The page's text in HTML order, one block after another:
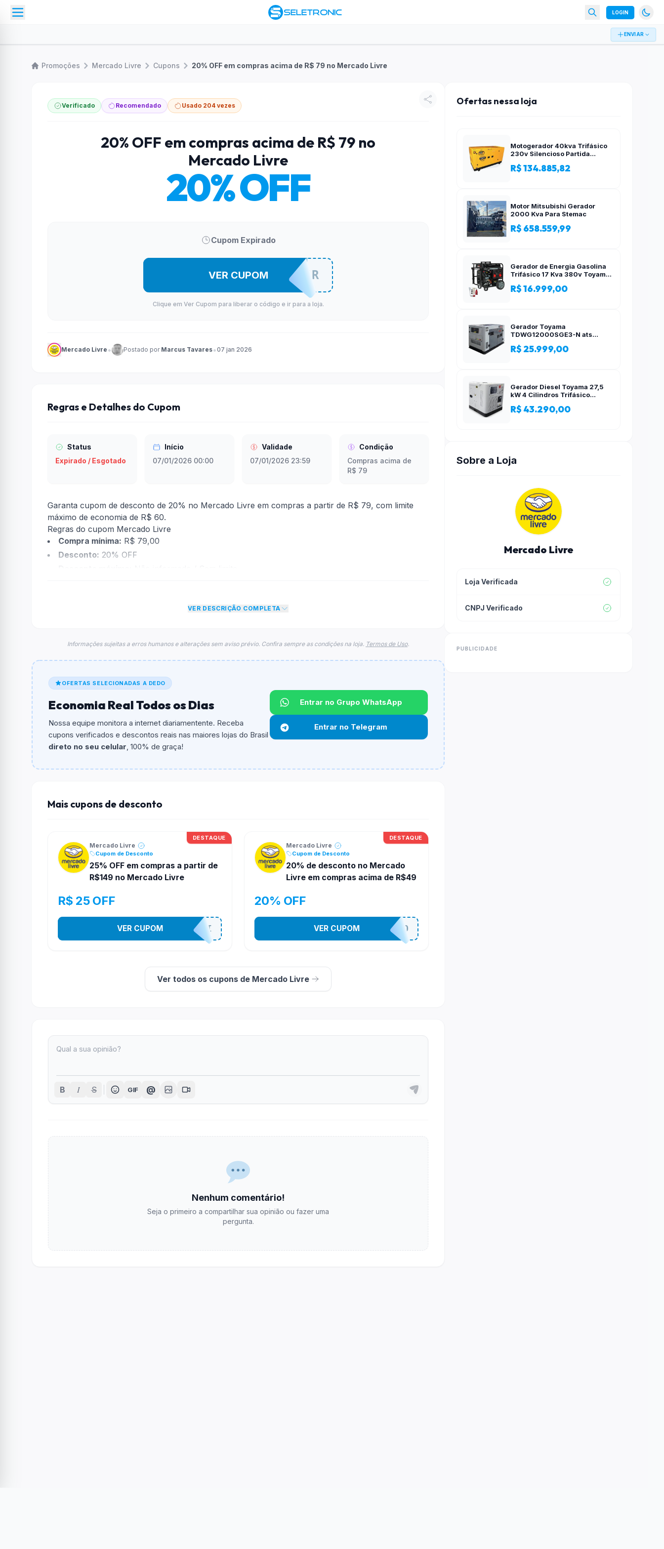
LOGIN
ENVIAR
Promoções Mercado Livre Cupons 20% OFF em compras acima de R$ 79 no Mercado Livre
Verificado Recomendado Usado 204 vezes
20% OFF em compras acima de R$ 79 no
Mercado Livre
20% OFF
Cupom Expirado
MELIPOWER
VER CUPOM
Clique em Ver Cupom para liberar o código e ir para a loja.
Mercado Livre • Postado por Marcus Tavares•07 jan 2026
Regras e Detalhes do Cupom
Status
Expirado / Esgotado
Início
07/01/2026 00:00
Validade
07/01/2026 23:59
Condição
Compras acima de
R$ 79
Garanta cupom de desconto de 20% no Mercado Livre em compras a partir de R$ 79, com limite
máximo de economia de R$ 60.
Regras do cupom Mercado Livre
Compra mínima: R$ 79,00
Desconto: 20% OFF
dará um desconto de 20% no total do carrinho, não foram
econtradas informações sobre restrição de teto máximo para esse cupom.
O cupom dá20% OFFem compras.
Qual é o valor minimo de compra?
O valor minimo de compra é R$ 79,00.
Qual é o desconto máximo?
Não informado ou sem limite.
Funciona em qualquer produto?
podem não aceitar cupons.
VER DESCRIÇÃO COMPLETA
Informações sujeitas a erros humanos e alterações sem aviso prévio. Confira sempre as condições na loja. Termos de Uso.
OFERTAS SELECIONADAS A DEDO
Economia Real Todos os Dias
Nossa equipe monitora a internet diariamentente. Receba
cupons verificados e descontos reais nas maiores lojas do Brasil
direto no seu celular, 100% de graça!
Entrar no Grupo WhatsApp
Entrar no Telegram
Mais cupons de desconto
DESTAQUE
Mercado Livre
Cupom de Desconto
25% OFF em compras a partir de
R$149 no Mercado Livre
R$ 25 OFF
8DO8MELI
VER CUPOM
DESTAQUE
Mercado Livre
Cupom de Desconto
20% de desconto no Mercado
Livre em compras acima de R$49
20% OFF
MELIACHAPROMO
VER CUPOM
Ver todos os cupons de Mercado Livre
B I S GIF @
Nenhum comentário!
Seja o primeiro a compartilhar sua opinião ou fazer uma
pergunta.
Ofertas nessa loja
Motogerador 40kva Trifásico
230v Silencioso Partida
R$ 134.885,82
Motor Mitsubishi Gerador
2000 Kva Para Stemac
R$ 658.559,99
Gerador de Energia Gasolina
Trifásico 17 Kva 380v Toyama
R$ 16.999,00
Gerador Toyama
TDWG12000SGE3-N ats
R$ 25.999,00
Gerador Diesel Toyama 27,5
kW 4 Cilindros Trifásico
R$ 43.290,00
Sobre a Loja
Mercado Livre
Loja Verificada
CNPJ Verificado
PUBLICIDADE